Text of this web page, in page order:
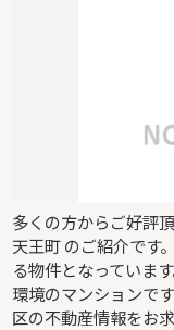
多くの方からご好評
天王町 のご紹介です
る物件となっていま
環境のマンションで
区の不動産情報をお